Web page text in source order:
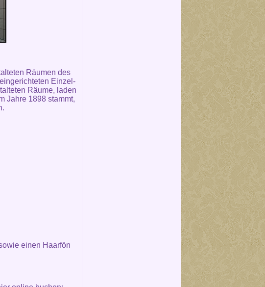
Räumen des
Einzel-
Räume, laden
Jahre 1898 stammt,
einen Haarfön